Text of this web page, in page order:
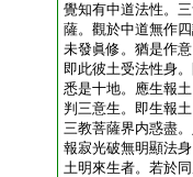
覺知有中道法性。
薩。觀於中道無作
未發眞修。猶是作
即此彼土受法性身
悉是十地。應生報
判三意生。即生報
三教菩薩界内惑盡
報寂光破無明顯法
土明來生者。若於